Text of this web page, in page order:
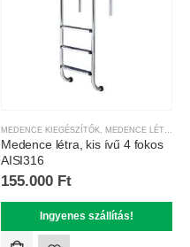
MEDENCE KIEGÉSZÍTŐK MEDENCE LÉTRÁK
Medence létra, kis ívű 4 fokos
AISI316
155.000 Ft
Ingyenes szállítás!